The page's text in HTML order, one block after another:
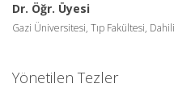
Dr. Öğr. Üyesi
Gazi Üniversitesi, Tıp Fakültesi,
Yönetilen Tezler